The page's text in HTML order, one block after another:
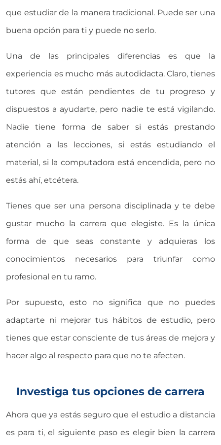
que estudiar de la manera tradicional. Puede ser una
buena opción para ti y puede no serlo.
Una de las principales diferencias es que la
experiencia es mucho más autodidacta. Claro, tienes
tutores que están pendientes de tu progreso y
dispuestos a ayudarte, pero nadie te está vigilando.
Nadie tiene forma de saber si estás prestando
atención a las lecciones, si estás estudiando el
material, si la computadora está encendida, pero no
estás ahí, etcétera.
Tienes que ser una persona disciplinada y te debe
gustar mucho la carrera que elegiste. Es la única
forma de que seas constante y adquieras los
conocimientos necesarios para triunfar como
profesional en tu ramo.
Por supuesto, esto no significa que no puedes
adaptarte ni mejorar tus hábitos de estudio, pero
tienes que estar consciente de tus áreas de mejora y
hacer algo al respecto para que no te afecten.
Investiga tus opciones de carrera
Ahora que ya estás seguro que el estudio a distancia
es para ti, el siguiente paso es elegir bien la carrera